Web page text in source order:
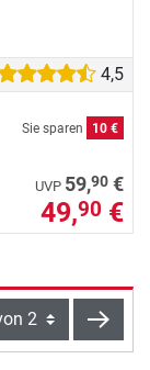
4,5
Sie sparen 10 €
UVP 59,90 €
49,90 €